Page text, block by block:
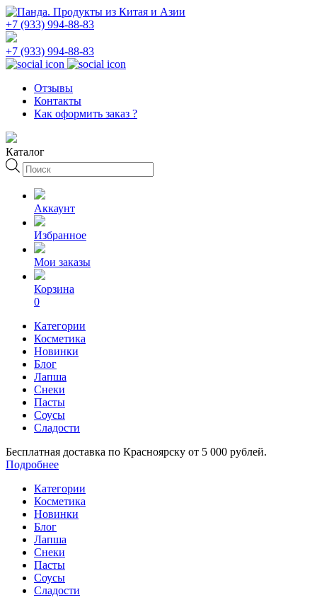
+7 (933) 994-88-83
+7 (933) 994-88-83
Отзывы
Контакты
Как оформить заказ ?
Каталог
Поиск
товаров
Аккаунт
Избранное
Мои заказы
Корзина
0
Категории
Косметика
Новинки
Блог
Лапша
Снеки
Пасты
Соусы
Сладости
Бесплатная доставка по Красноярску от 5 000 рублей.
Подробнее
Категории
Косметика
Новинки
Блог
Лапша
Снеки
Пасты
Соусы
Сладости